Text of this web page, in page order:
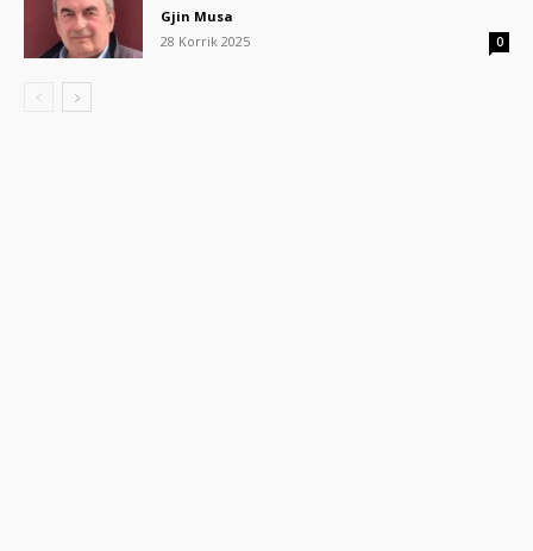
Gjin Musa
28 Korrik 2025
0